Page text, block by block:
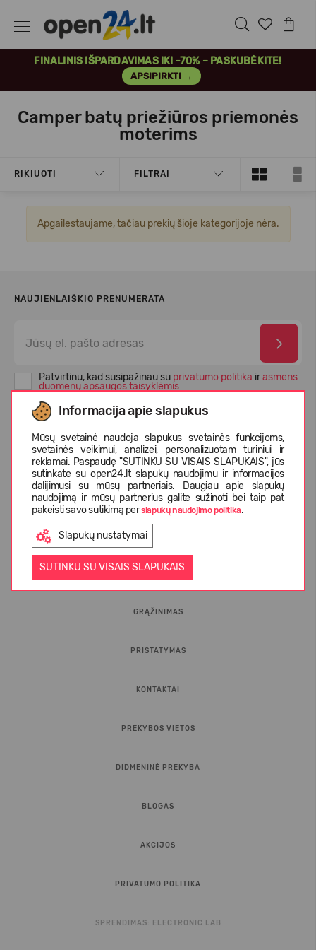
FINALINIS IŠPARDAVIMAS IKI -70% – PASKUBĖKITE!
APSIPIRKTI →
Informacija apie slapukus
Mūsų svetainė naudoja slapukus svetainės funkcijoms,
svetainės veikimui, analizei, personalizuotam turiniui ir
reklamai. Paspaudę "SUTINKU SU VISAIS SLAPUKAIS", jūs
sutinkate su open24.lt slapukų naudojimu ir informacijos
dalijimusi su mūsų partneriais. Daugiau apie slapukų
naudojimą ir mūsų partnerius galite sužinoti bei taip pat
pakeisti savo sutikimą perslapukų naudojimo politika.
Slapukų nustatymai
SUTINKU SU VISAIS SLAPUKAIS
Camper batų priežiūros priemonės
moterims
RIKIUOTI FILTRAI
Apgailestaujame, tačiau prekių šioje kategorijoje nėra.
NAUJIENLAIŠKIO PRENUMERATA
Patvirtinu, kad susipažinau su privatumo politika irasmens
duomenų apsaugos taisyklėmis
INFORMACIJA PIRKĖJUI
D.U.K.
GRĄŽINIMAS
PRISTATYMAS
KONTAKTAI
PREKYBOS VIETOS
DIDMENINĖ PREKYBA
BLOGAS
AKCIJOS
PRIVATUMO POLITIKA
SPRENDIMAS: ELECTRONIC LAB